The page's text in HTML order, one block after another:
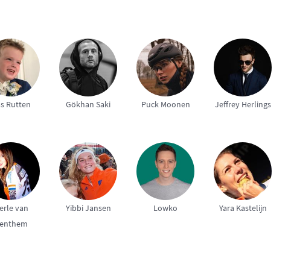
Rutten Gökhan Saki Puck Moonen Jeffrey Herlings
van
Yibbi Jansen Lowko Yara Kastelijn